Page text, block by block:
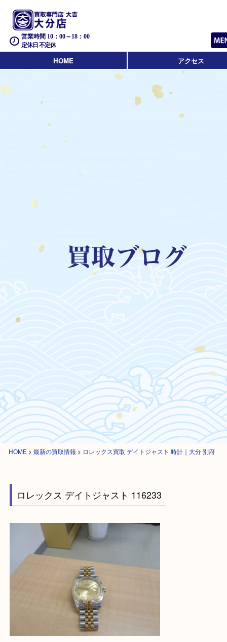
営業時間 10：00～18：00
定休日 不定休
HOME アクセス
HOME
ロレックス デイトジャスト 116233